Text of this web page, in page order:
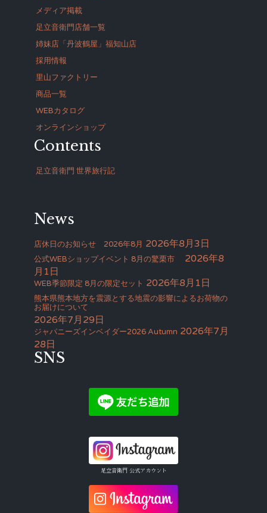
メディア掲載
足立音衛門店舗一覧
姉妹店「丹波鶴屋」福知山店
採用情報
里山ファクトリー
商品一覧
WEBカタログ
オンラインショップ
Contents
足立音衛門 世界旅行記
News
店休日のお知らせ 2026年8月 2026年8月3日
公式WEBショップイベント 8月の驚栗市
2026年8
月1日
WEB季節限定 8月の限定セット 2026年8月1日
熊本県熊本地方を震源とする地震の影響によるお荷物の
お届けについて
2026年7月29日
ジャパニーズインベイダー2026 Autumn 2026年7月
28日
SNS
足立音衛門 公式アカウント